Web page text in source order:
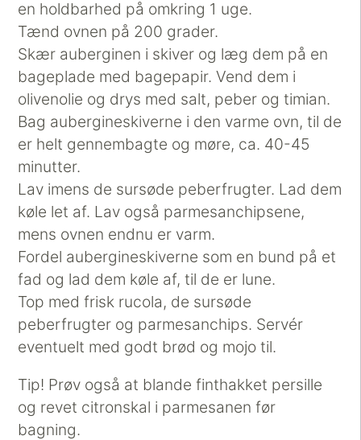
en holdbarhed på omkring 1 uge.
Tænd ovnen på 200 grader.
Skær auberginen i skiver og læg dem på en
bageplade med bagepapir. Vend dem i
olivenolie og drys med salt, peber og timian.
Bag aubergineskiverne i den varme ovn, til de
er helt gennembagte og møre, ca. 40-45
minutter.
Lav imens de sursøde peberfrugter. Lad dem
køle let af. Lav også parmesanchipsene,
mens ovnen endnu er varm.
Fordel aubergineskiverne som en bund på et
fad og lad dem køle af, til de er lune.
Top med frisk rucola, de sursøde
peberfrugter og parmesanchips. Servér
eventuelt med godt brød og mojo til.
Tip! Prøv også at blande finthakket persille
og revet citronskal i parmesanen før
bagning.